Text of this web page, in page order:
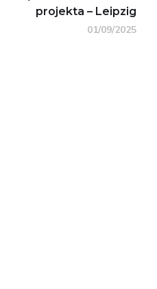
projekta – Leipzig
01/09/2025